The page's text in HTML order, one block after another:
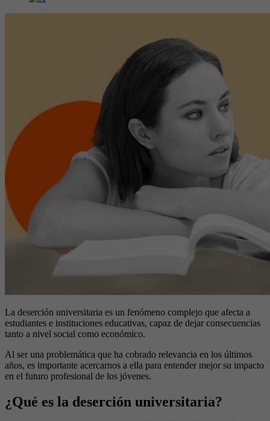
La deserción universitaria es un fenómeno complejo que afecta a
estudiantes e instituciones educativas, capaz de dejar consecuencias
tanto a nivel social como económico.
Al ser una problemática que ha cobrado relevancia en los últimos
años, es importante acercarnos a ella para entender mejor su impacto
en el futuro profesional de los jóvenes.
¿Qué es la deserción universitaria?